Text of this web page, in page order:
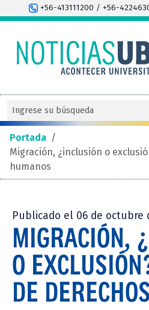
+56-413111200 / +56-
Portada /
Migración, ¿inclusión o
humanos
Publicado el 06 de octubre
MIGRACIÓN,
O
DE